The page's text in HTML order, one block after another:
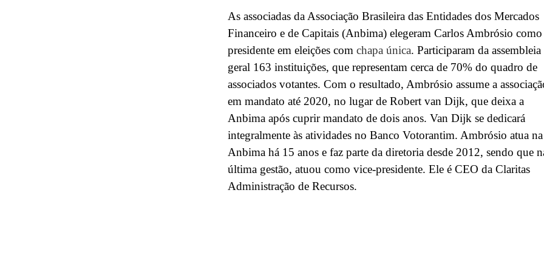
As associadas da Associação Brasileira das Entidades dos Mercados
Financeiro e de Capitais (Anbima) elegeram Carlos Ambrósio como
presidente em eleições com chapa única. Participaram da assembleia
geral 163 instituições, que representam cerca de 70% do quadro de
associados votantes. Com o resultado, Ambrósio assume a
em mandato até 2020, no lugar de Robert van Dijk, que deixa a
Anbima após cuprir mandato de dois anos. Van Dijk se dedicará
integralmente às atividades no Banco Votorantim. Ambrósio atua na
Anbima há 15 anos e faz parte da diretoria desde 2012, sendo que
última gestão, atuou como vice-presidente. Ele é CEO da Claritas
Administração de Recursos.